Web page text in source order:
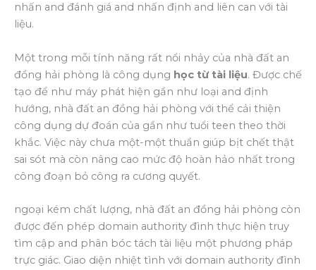
nhấn and đánh giá and nhấn định and liên can với tài
liệu.
Một trong mỗi tính năng rất nổi nhảy của nhà đất an
đồng hải phòng là công dụng học từ tài liệu. Được chế
tạo để như máy phát hiện gần như loại and định
hướng, nhà đất an đồng hải phòng với thể cải thiện
công dụng dự đoán của gần như tuổi teen theo thời
khắc. Việc này chưa một-một thuần giúp bịt chết thật
sai sót mà còn nâng cao mức độ hoàn hảo nhất trong
công đoạn bỏ công ra cương quyết.
ngoại kém chất lượng, nhà đất an đồng hải phòng còn
được đến phép domain authority đình thực hiện truy
tìm cập and phân bóc tách tài liệu một phương pháp
trực giác. Giao diện nhiệt tình với domain authority đình